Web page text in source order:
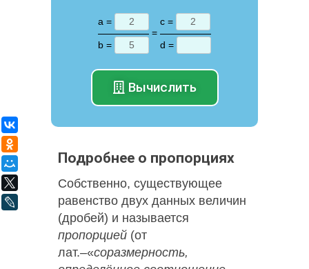
a =
=
с =
b = d =
Вычислить
Подробнее о пропорциях
Собственно, существующее
равенство двух данных величин
(дробей) и называется
пропорцией (от
лат.–«соразмерность,
ВКонтакте
Мой Мир
LiveJournal